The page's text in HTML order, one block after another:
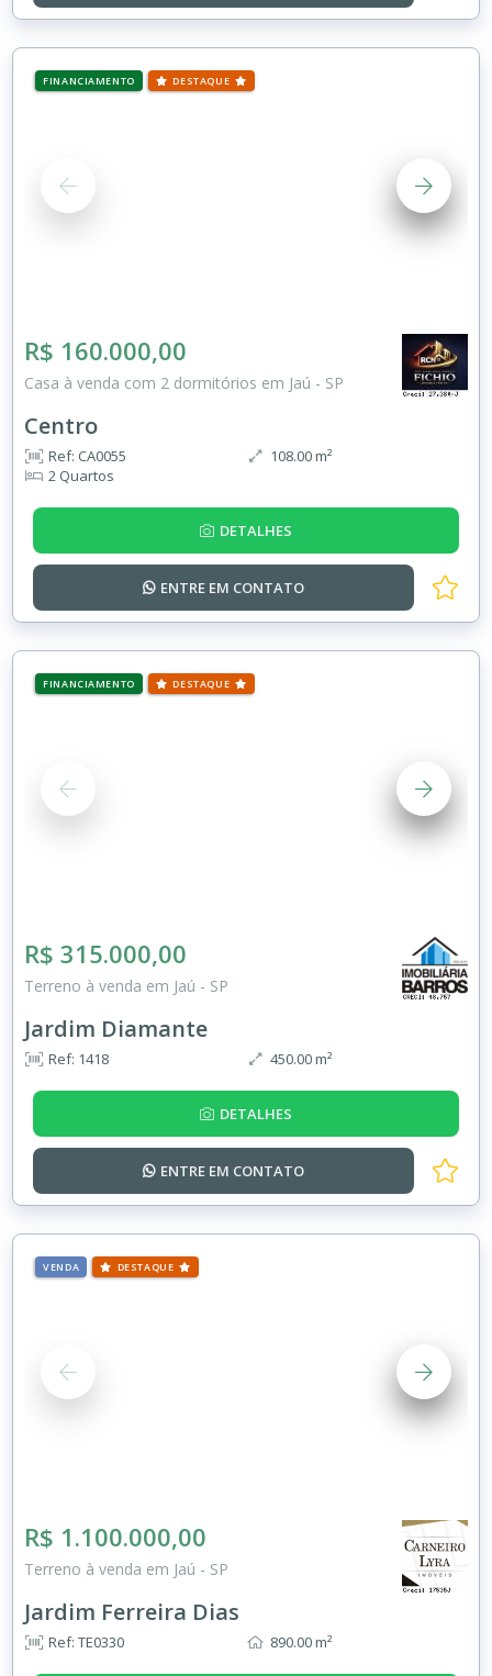
FINANCIAMENTO DESTAQUE
R$ 160.000,00
Casa à venda com 2 dormitórios em Jaú - SP
Centro
Ref: CA0055
2 Quartos
108.00 m²
DETALHES
ENTRE EM CONTATO
FINANCIAMENTO DESTAQUE
R$ 315.000,00
Terreno à venda em Jaú - SP
Jardim Diamante
Ref: 1418 450.00 m²
DETALHES
ENTRE EM CONTATO
VENDA DESTAQUE
R$ 1.100.000,00
Terreno à venda em Jaú - SP
Jardim Ferreira Dias
Ref: TE0330 890.00 m²